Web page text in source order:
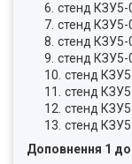
стенд КЗУ5-
стенд КЗУ5-
стенд КЗУ5-
стенд КЗУ5-
стенд
стенд
стенд
стенд
Доповнення 1